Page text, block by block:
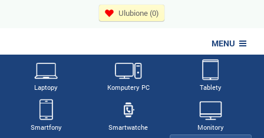
Ulubione (0)
MENU
Laptopy Komputery PC Tablety
Smartfony Smartwatche Monitory